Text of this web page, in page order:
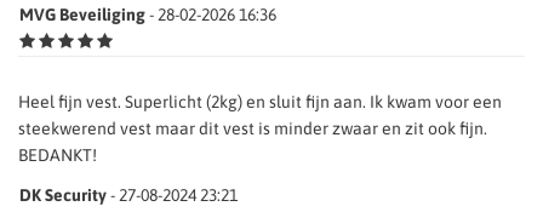
MVG Beveiliging- 28-02-2026 16:36
Heel fijn vest. Superlicht (2kg) en sluit fijn aan. Ik kwam voor een
steekwerend vest maar dit vest is minder zwaar en zit ook fijn.
BEDANKT!
DK Security- 27-08-2024 23:21